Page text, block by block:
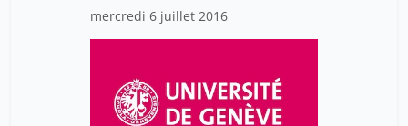
mercredi 6 juillet 2016